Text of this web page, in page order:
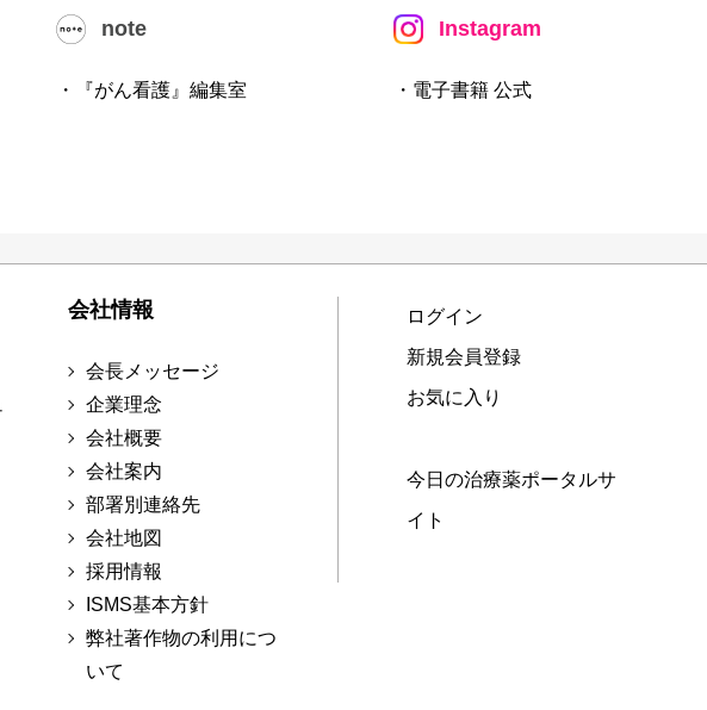
note
・『がん看護』編集室
Instagram
・電子書籍 公式
会社情報
会長メッセージ
企業理念
会社概要
会社案内
部署別連絡先
会社地図
採用情報
ISMS基本方針
弊社著作物の利用につ
いて
ログイン
新規会員登録
お気に入り
今日の治療薬ポータルサ
イト